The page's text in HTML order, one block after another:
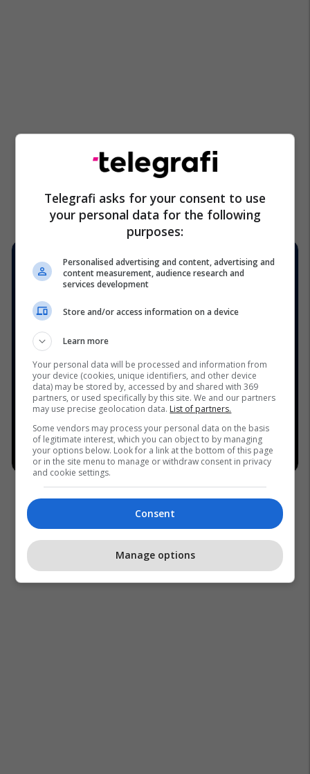
Telegrafi asks for your consent to use
your personal data for the following
purposes:
Personalised advertising and content, advertising and
content measurement, audience research and
services development
Store and/or access information on a device
Learn more
Your personal data will be processed and information from
your device (cookies, unique identifiers, and other device
data) may be stored by, accessed by and shared with 369
partners, or used specifically by this site. We and our partners
may use precise geolocation data. List of partners.
Some vendors may process your personal data on the basis
of legitimate interest, which you can object to by managing
your options below. Look for a link at the bottom of this page
or in the site menu to manage or withdraw consent in privacy
and cookie settings.
Consent
Manage options